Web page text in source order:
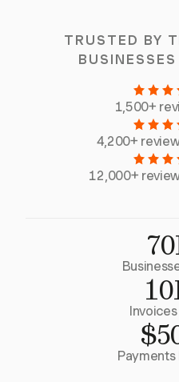
TRUSTED BY
1,500+
4,200+
12,000+